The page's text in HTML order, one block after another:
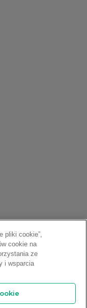
pliki cookie”,
cookie na
ze
i wsparcia